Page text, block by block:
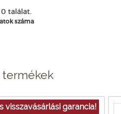
0 találat.
száma
visszavásárlási garancia!